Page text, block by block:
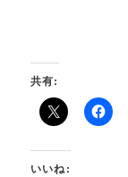
共有:
いいね: